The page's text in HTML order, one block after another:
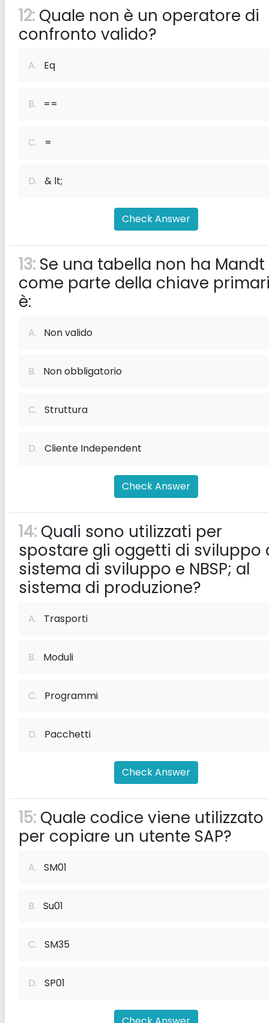
12: Quale non è un operatore di
confronto valido?
A. Eq
B. ==
C. =
D. & lt;
Check Answer
13: Se una tabella non ha Mandt
come parte della chiave
è:
A. Non valido
B. Non obbligatorio
C. Struttura
D. Cliente Independent
Check Answer
14: Quali sono utilizzati per
spostare gli oggetti di sviluppo
sistema di sviluppo e NBSP; al
sistema di produzione?
A. Trasporti
B. Moduli
C. Programmi
D. Pacchetti
Check Answer
15: Quale codice viene utilizzato
per copiare un utente SAP?
A. SM01
B. Su01
C. SM35
D. SP01